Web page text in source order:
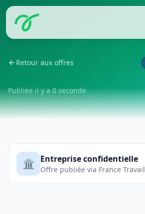
Retour aux offres
Publiée il y a 0 seconde
🏛️ Entreprise confidentielle
Offre publiée via France Travail